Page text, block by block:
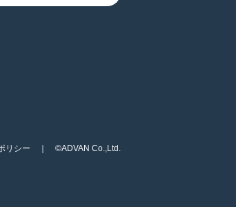
リシー ｜ ©ADVAN Co.,Ltd.